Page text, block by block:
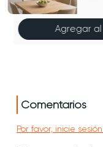
Agregar
Comentarios
Por favor, inicie